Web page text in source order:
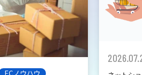
拡張プラグイン一覧
カスタマイズ開発